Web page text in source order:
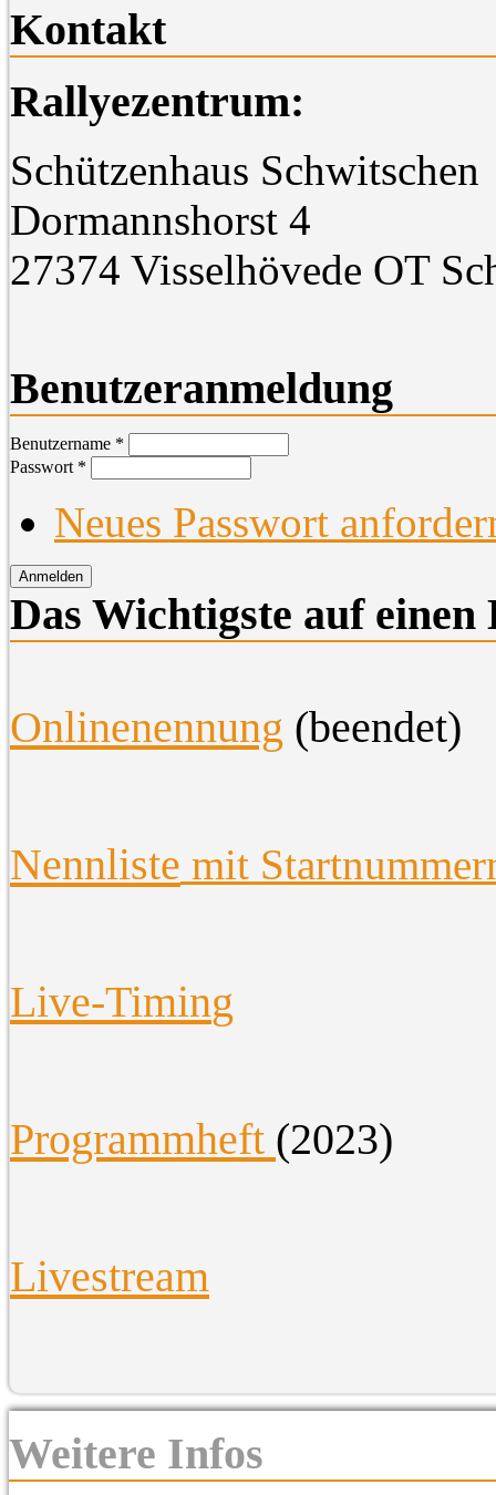
Kontakt
Rallyezentrum:
Schützenhaus Schwitschen
Dormannshorst 4
27374 Visselhövede OT
Benutzeranmeldung
Benutzername *
Passwort *
Neues Passwort
Das Wichtigste auf einen
Onlinenennung (beendet)
Nennliste mit
Live-Timing
Programmheft (2023)
Livestream
Weitere Infos